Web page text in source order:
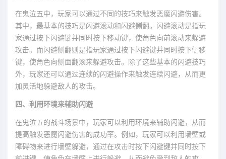
在鬼泣五中，玩家可以通过不同的技巧来触发恶魔闪避伤害。
其中，最基本的技巧是闪避滚动和闪避侧翻。闪避滚动是指玩
家通过按下闪避键并同时按下移动键，使角色向前滚动来躲避
攻击。而闪避侧翻则是指玩家通过按下闪避键并同时按下侧移
键，使角色向侧面翻滚来躲避攻击。除了这些基本的闪避技巧
外，玩家还可以通过连续的闪避操作来触发连续闪避，从而更
加灵活地躲避敌人的攻击。
四、利用环境来辅助闪避
在鬼泣五的战斗场景中，玩家可以利用环境来辅助闪避，从而
提高触发恶魔闪避伤害的成功率。例如，玩家可以利用墙壁或
障碍物来进行墙壁躲避，通过在攻击时按下闪避键并同时按下